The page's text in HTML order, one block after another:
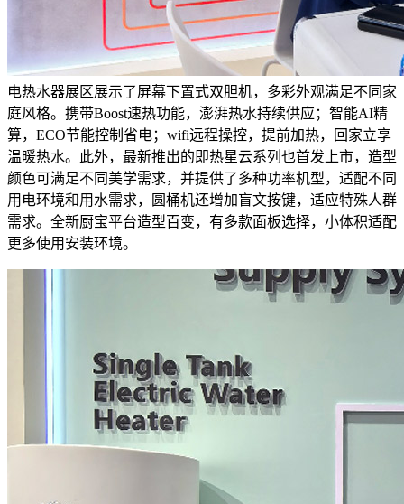
电热水器展区展示了屏幕下置式双胆机，多彩外观满足不同家
庭风格。携带Boost速热功能，澎湃热水持续供应；智能AI精
算，ECO节能控制省电；wifi远程操控，提前加热，回家立享
温暖热水。此外，最新推出的即热星云系列也首发上市，造型
颜色可满足不同美学需求，并提供了多种功率机型，适配不同
用电环境和用水需求，圆桶机还增加盲文按键，适应特殊人群
需求。全新厨宝平台造型百变，有多款面板选择，小体积适配
更多使用安装环境。